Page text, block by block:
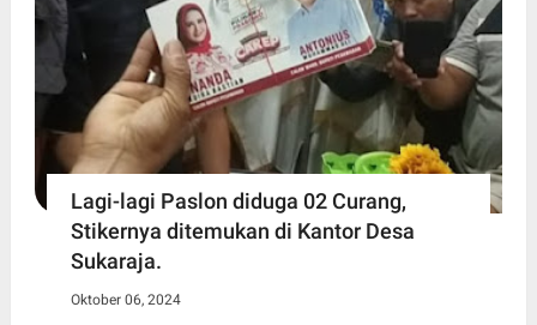
Lagi-lagi Paslon diduga 02 Curang,
Stikernya ditemukan di Kantor Desa
Sukaraja.
Oktober 06, 2024